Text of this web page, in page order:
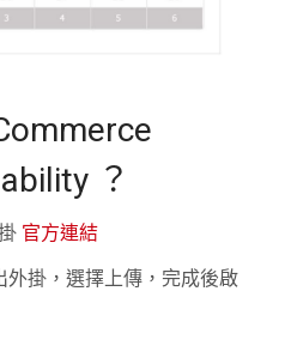
？
官方連結
外掛，選擇上傳，完成後啟